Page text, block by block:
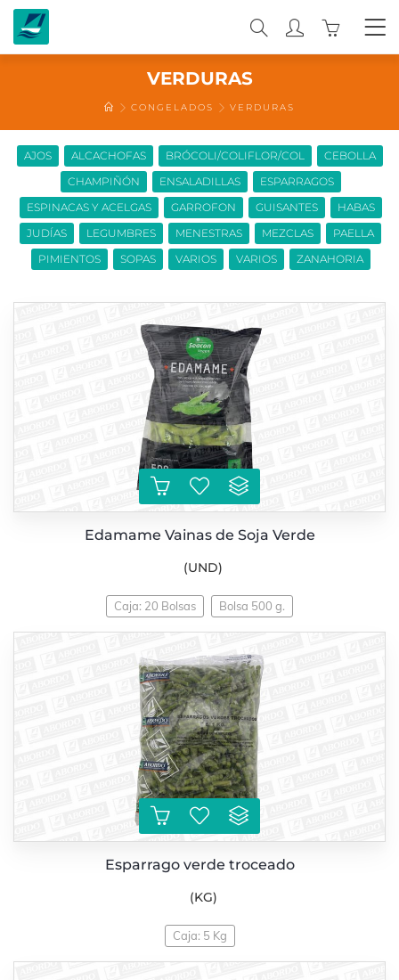
VERDURAS
CONGELADOS VERDURAS
AJOS ALCACHOFAS BRÓCOLI/COLIFLOR/COL
CEBOLLA
CHAMPIÑÓN
ENSALADILLAS
ESPARRAGOS
ESPINACAS Y ACELGAS
GARROFON GUISANTES
HABAS
JUDÍAS
LEGUMBRES MENESTRAS MEZCLAS
PAELLA
PIMIENTOS
SOPAS VARIOS VARIOS ZANAHORIA
Edamame Vainas de Soja Verde
(UND)
Caja: 20 Bolsas Bolsa 500 g.
Esparrago verde troceado
(KG)
Caja: 5 Kg